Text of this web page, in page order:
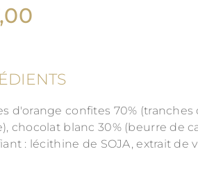
d'orange confites 70% (tranches
chocolat blanc 30% (beurre de
: lécithine de SOJA, extrait de